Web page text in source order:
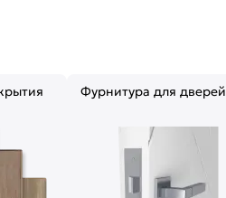
Фурнитура для дверей